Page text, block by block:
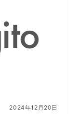
2024年12月20日